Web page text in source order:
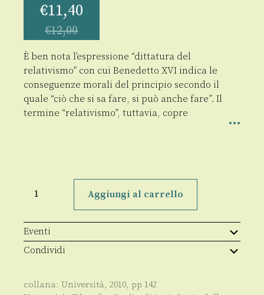
€11,40
€12,00
È ben nota l’espressione “dittatura del
relativismo” con cui Benedetto XVI indica le
conseguenze morali del principio secondo il
quale “ciò che si sa fare, si può anche fare”. Il
termine “relativismo”, tuttavia, copre
presentimento
quantità
Aggiungi al carrello
Eventi
Condividi
collana: Università, 2010, pp 142